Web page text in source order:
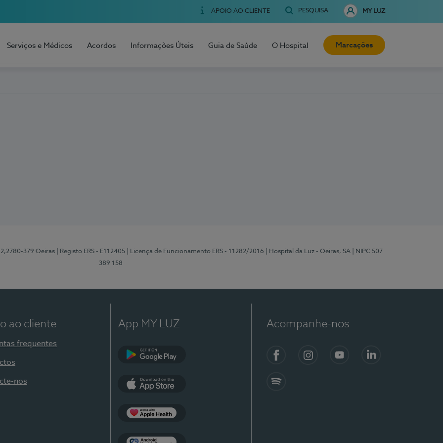
APOIO AO CLIENTE PESQUISA MY LUZ
Serviços e Médicos Acordos Informações Úteis Guia de Saúde O Hospital Marcações
379 Oeiras | Registo ERS - E112405 | Licença de Funcionamento ERS - 11282/2016 | Hospital da Luz - Oeiras, SA
| NIPC 507
389 158
ao cliente
frequentes
nos
App MY LUZ Acompanhe-nos